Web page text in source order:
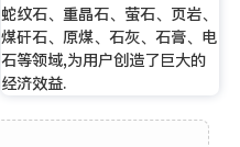
蛇纹石、重晶石、萤石、页岩、
煤矸石、原煤、石灰、石膏、电
石等领域,为用户创造了巨大的
经济效益.